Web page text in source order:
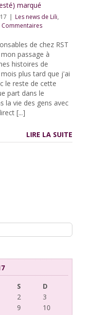
marqué
| Les news de Lili,
Commentaires
de chez RST
passage à
histoires de
plus tard que j'ai
le reste de cette
part dans le
la vie des gens avec
[...]
LIRE LA SUITE
S
D
2
3
9
10